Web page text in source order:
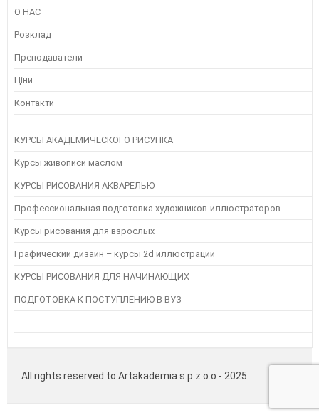
О НАС
Розклад
Преподаватели
Ціни
Контакти
КУРСЫ АКАДЕМИЧЕСКОГО РИСУНКА
Курсы живописи маслом
КУРСЫ РИСОВАНИЯ АКВАРЕЛЬЮ
Профессиональная подготовка художников-иллюстраторов
Курсы рисования для взрослых
Графический дизайн – курсы 2d иллюстрации
КУРСЫ РИСОВАНИЯ ДЛЯ НАЧИНАЮЩИХ
ПОДГОТОВКА К ПОСТУПЛЕНИЮ В ВУЗ
All rights reserved to Artakademia s.p.z.o.o - 2025